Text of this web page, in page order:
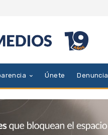
Únete Denuncia